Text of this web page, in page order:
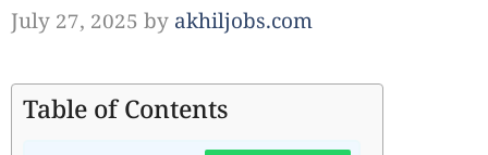
July 27, 2025 by akhiljobs.com
Table of Contents